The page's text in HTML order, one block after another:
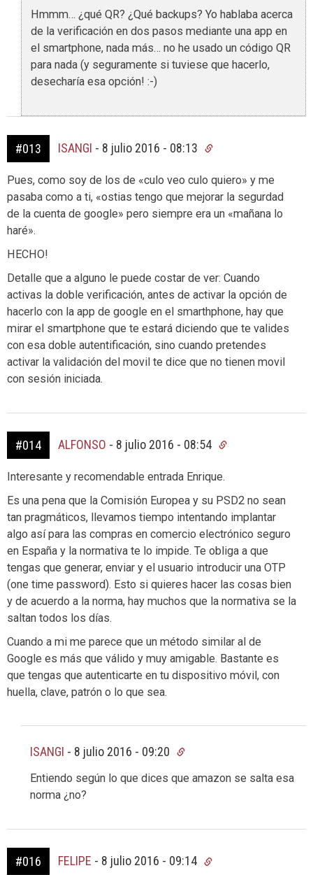
Hmmm… ¿qué QR? ¿Qué backups? Yo hablaba acerca
de la verificación en dos pasos mediante una app en
el smartphone, nada más… no he usado un código QR
para nada (y seguramente si tuviese que hacerlo,
desecharía esa opción! :-)
#013 ISANGI - 8 julio 2016 - 08:13
Pues, como soy de los de «culo veo culo quiero» y me
pasaba como a ti, «ostias tengo que mejorar la segurdad
de la cuenta de google» pero siempre era un «mañana lo
haré».
HECHO!
Detalle que a alguno le puede costar de ver: Cuando
activas la doble verificación, antes de activar la opción de
hacerlo con la app de google en el smarthphone, hay que
mirar el smartphone que te estará diciendo que te valides
con esa doble autentificación, sino cuando pretendes
activar la validación del movil te dice que no tienen movil
con sesión iniciada.
#014 ALFONSO - 8 julio 2016 - 08:54
Interesante y recomendable entrada Enrique.
Es una pena que la Comisión Europea y su PSD2 no sean
tan pragmáticos, llevamos tiempo intentando implantar
algo así para las compras en comercio electrónico seguro
en España y la normativa te lo impide. Te obliga a que
tengas que generar, enviar y el usuario introducir una OTP
(one time password). Esto si quieres hacer las cosas bien
y de acuerdo a la norma, hay muchos que la normativa se la
saltan todos los días.
Cuando a mi me parece que un método similar al de
Google es más que válido y muy amigable. Bastante es
que tengas que autenticarte en tu dispositivo móvil, con
huella, clave, patrón o lo que sea.
ISANGI - 8 julio 2016 - 09:20
Entiendo según lo que dices que amazon se salta esa
norma ¿no?
#016 FELIPE - 8 julio 2016 - 09:14